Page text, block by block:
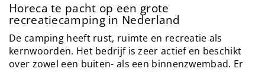
Horeca te pacht op een grote
recreatiecamping in Nederland
De camping heeft rust, ruimte en recreatie als
kernwoorden. Het bedrijf is zeer actief en beschikt
over zowel een buiten- als een binnenzwembad. Er